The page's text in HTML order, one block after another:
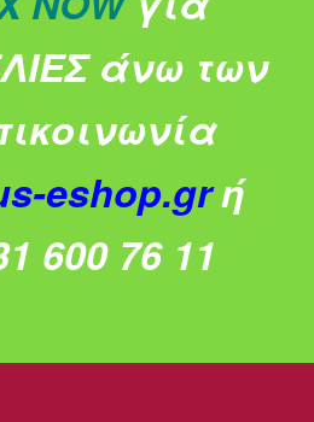
άνω των
eshop.grή
600 76 11